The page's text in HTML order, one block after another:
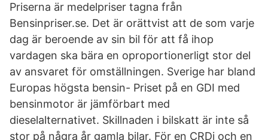
Priserna är medelpriser tagna från
Bensinpriser.se. Det är orättvist att de som varje
dag är beroende av sin bil för att få ihop
vardagen ska bära en oproportionerligt stor del
av ansvaret för omställningen. Sverige har bland
Europas högsta bensin- Priset på en GDI med
bensinmotor är jämförbart med
dieselalternativet. Skillnaden i bilskatt är inte så
stor på några år gamla bilar. För en CRDi och en